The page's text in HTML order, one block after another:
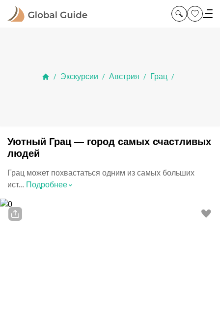
/ Экскурсии / Австрия / Грац /
Уютный Грац — город самых счастливых
людей
Грац может похвастаться одним из самых больших
ист... Подробнее⌃